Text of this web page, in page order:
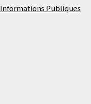
Informations Publiques